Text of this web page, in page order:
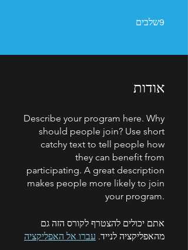
9שלבים
אודות
Describe your program here. Why
should people join? Use short
catchy text to tell people how
they can benefit from
participating. A great description
makes people more likely to join
your program.
אתם יכולים להצטרף לקורס הזה גם
מהאפליקציה לנייד. עברו אל האפליקציה